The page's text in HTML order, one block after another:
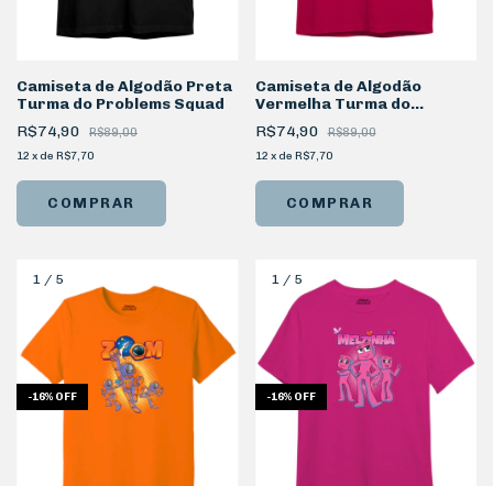
Camiseta de Algodão Preta
Turma do Problems Squad
R$74,90
R$89,00
12 x de R$7,70
COMPRAR
Camiseta de Algodão
Vermelha Turma do
Problems Personagem Kadu
R$74,90 R$89,00
12 x de R$7,70
COMPRAR
1 / 5
-16% OFF
1/ 5
-16% OFF